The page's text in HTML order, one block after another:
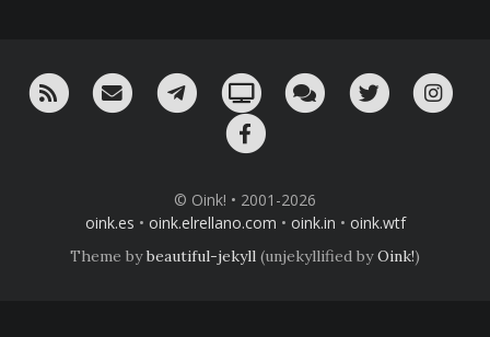
RSS ¡Mándame un email!¡Nuestro canal en Telegram!
Oink! TV Charla con nosotros
Twitter
© Oink! • 2001-2026
oink.es • oink.elrellano.com • oink.in • oink.wtf
Theme bybeautiful-jekyll (unjekyllified byOink!)